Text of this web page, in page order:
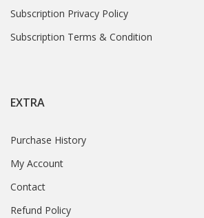
Subscription Privacy Policy
Subscription Terms & Condition
EXTRA
Purchase History
My Account
Contact
Refund Policy